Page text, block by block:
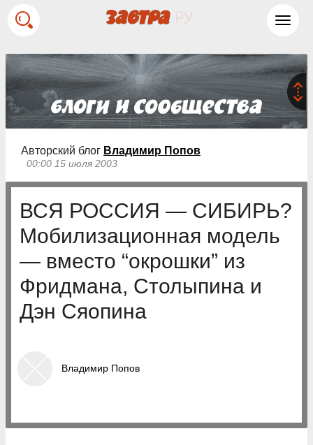
Авторский блог Владимир Попов
00:00 15 июля 2003
ВСЯ РОССИЯ — СИБИРЬ?
Мобилизационная модель
— вместо “окрошки” из
Фридмана, Столыпина и
Дэн Сяопина
Владимир Попов